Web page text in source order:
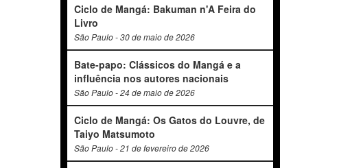
Ciclo de Mangá: Bakuman n'A Feira do
Livro
São Paulo - 30 de maio de 2026
Bate-papo: Clássicos do Mangá e a
influência nos autores nacionais
São Paulo - 24 de maio de 2026
Ciclo de Mangá: Os Gatos do Louvre, de
Taiyo Matsumoto
São Paulo - 21 de fevereiro de 2026